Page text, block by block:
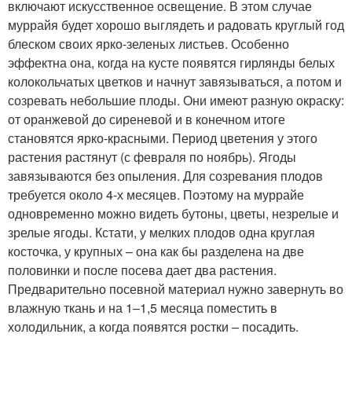
включают искусственное освещение. В этом случае
муррайя будет хорошо выглядеть и радовать круглый год
блеском своих ярко-зеленых листьев. Особенно
эффектна она, когда на кусте появятся гирлянды белых
колокольчатых цветков и начнут завязываться, а потом и
созревать небольшие плоды. Они имеют разную окраску:
от оранжевой до сиреневой и в конечном итоге
становятся ярко-красными. Период цветения у этого
растения растянут (с февраля по ноябрь). Ягоды
завязываются без опыления. Для созревания плодов
требуется около 4-х месяцев. Поэтому на муррайе
одновременно можно видеть бутоны, цветы, незрелые и
зрелые ягоды. Кстати, у мелких плодов одна круглая
косточка, у крупных – она как бы разделена на две
половинки и после посева дает два растения.
Предварительно посевной материал нужно завернуть во
влажную ткань и на 1–1,5 месяца поместить в
холодильник, а когда появятся ростки – посадить.